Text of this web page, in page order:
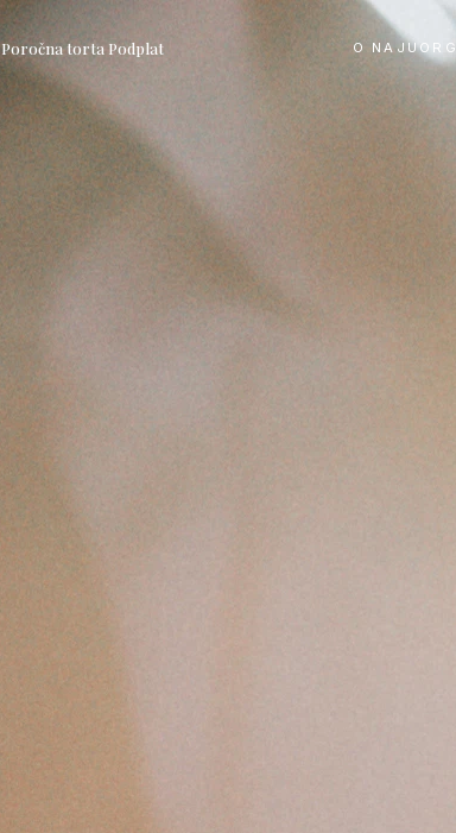
Poročna torta Podplat O NAJU